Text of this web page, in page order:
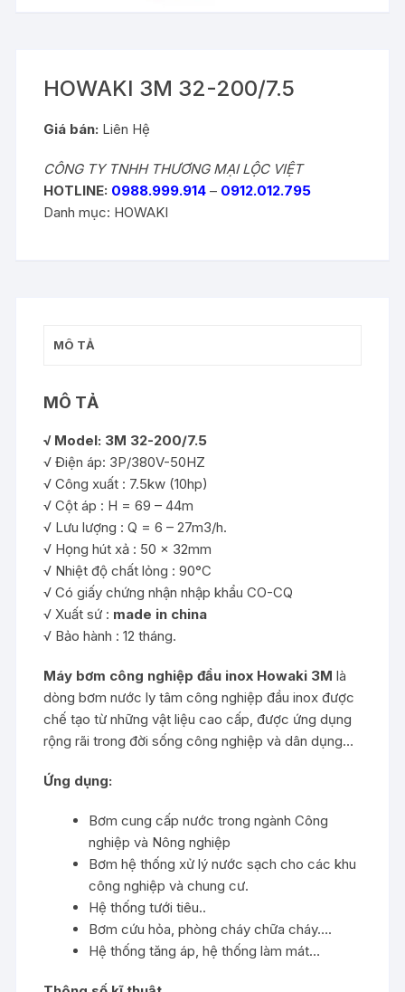
HOWAKI 3M 32-200/7.5
Giá bán: Liên Hệ
CÔNG TY TNHH THƯƠNG MẠI LỘC VIỆT
HOTLINE: 0988.999.914 – 0912.012.795
Danh mục: HOWAKI
MÔ TẢ
MÔ TẢ
√ Model: 3M 32-200/7.5
√ Điện áp: 3P/380V-50HZ
√ Công xuất : 7.5kw (10hp)
√ Cột áp : H = 69 – 44m
√ Lưu lượng : Q = 6 – 27m3/h.
√ Họng hút xả : 50 x 32mm
√ Nhiệt độ chất lỏng : 90°C
√ Có giấy chứng nhận nhập khẩu CO-CQ
√ Xuất sứ : made in china
√ Bảo hành : 12 tháng.
Máy bơm công nghiệp đầu inox Howaki 3Mlà
dòng bơm nước ly tâm công nghiệp đầu inox được
chế tạo từ những vật liệu cao cấp, được ứng dụng
rộng rãi trong đời sống công nghiệp và dân dụng…
Ứng dụng:
Bơm cung cấp nước trong ngành Công
nghiệp và Nông nghiệp
Bơm hệ thống xử lý nước sạch cho các khu
công nghiệp và chung cư.
Hệ thống tưới tiêu..
Bơm cứu hỏa, phòng cháy chữa cháy….
Hệ thống tăng áp, hệ thống làm mát…